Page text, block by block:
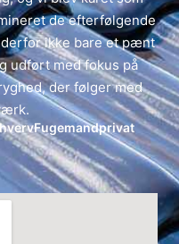
de efterfølgende
ikke bare et pænt
udført med fokus på
der følger med